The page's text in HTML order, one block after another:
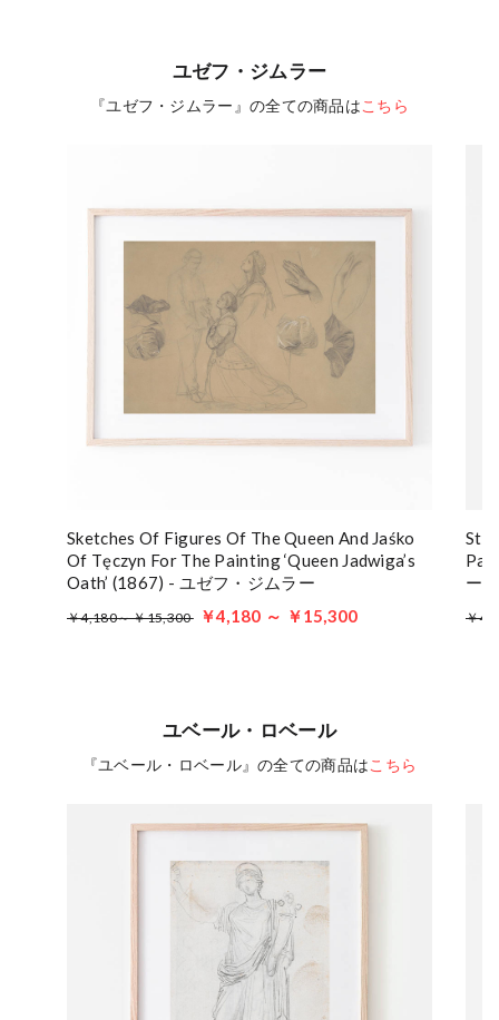
ユゼフ・ジムラー
『ユゼフ・ジムラー』の全ての商品はこちら
Sketches Of Figures Of The Queen And Jaśko
Of Tęczyn For The Painting ‘Queen Jadwiga’s
Oath’ (1867) - ユゼフ・ジムラー
￥4,180～ ￥15,300 ￥4,180 ～ ￥15,300
ー
￥
ユベール・ロベール
『ユベール・ロベール』の全ての商品はこちら